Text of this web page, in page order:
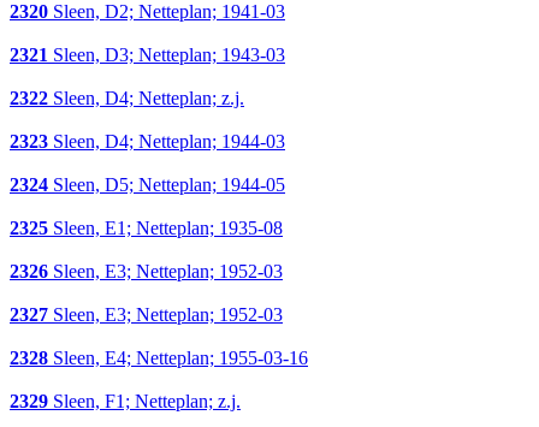
2320 Sleen, D2; Netteplan; 1941-03
2321 Sleen, D3; Netteplan; 1943-03
2322 Sleen, D4; Netteplan; z.j.
2323 Sleen, D4; Netteplan; 1944-03
2324 Sleen, D5; Netteplan; 1944-05
2325 Sleen, E1; Netteplan; 1935-08
2326 Sleen, E3; Netteplan; 1952-03
2327 Sleen, E3; Netteplan; 1952-03
2328 Sleen, E4; Netteplan; 1955-03-16
2329 Sleen, F1; Netteplan; z.j.